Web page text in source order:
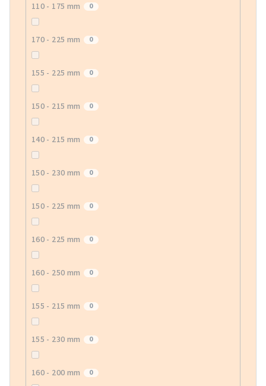
110 - 175 mm 0
170 - 225 mm 0
155 - 225 mm 0
150 - 215 mm 0
140 - 215 mm 0
150 - 230 mm 0
150 - 225 mm 0
160 - 225 mm 0
160 - 250 mm 0
155 - 215 mm 0
155 - 230 mm 0
160 - 200 mm 0